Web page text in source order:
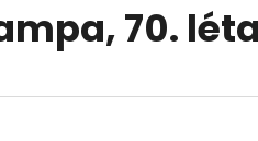
70. léta